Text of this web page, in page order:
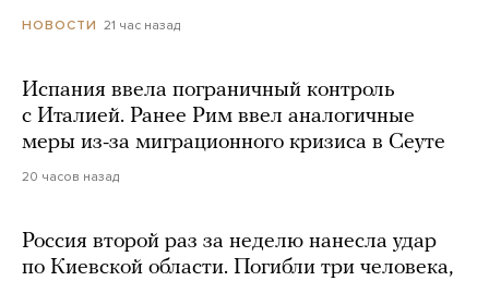
НОВОСТИ 21 час назад
Испания ввела пограничный контроль
с Италией. Ранее Рим ввел аналогичные
меры из-за миграционного кризиса в Сеуте
20 часов назад
Россия второй раз за неделю нанесла удар
по Киевской области. Погибли три человека,